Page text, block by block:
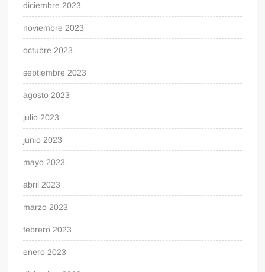
diciembre 2023
noviembre 2023
octubre 2023
septiembre 2023
agosto 2023
julio 2023
junio 2023
mayo 2023
abril 2023
marzo 2023
febrero 2023
enero 2023